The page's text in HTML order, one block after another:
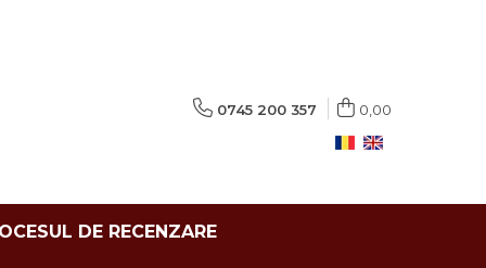
0745 200 357 0,00
DE RECENZARE